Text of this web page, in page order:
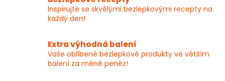
Inspirujte se skvělými bezlepkovými recepty na
každý den!
Extra výhodná balení
Vaše oblíbené bezlepkové produkty ve větším
balení za méně peněz!